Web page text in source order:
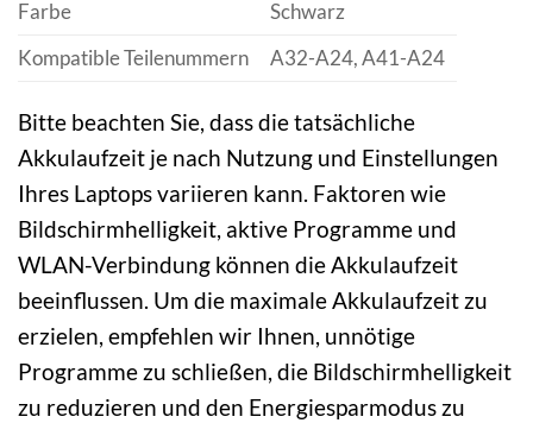
Farbe
Schwarz
Kompatible Teilenummern
A32-A24, A41-A24
Bitte beachten Sie, dass die tatsächliche
Akkulaufzeit je nach Nutzung und Einstellungen
Ihres Laptops variieren kann. Faktoren wie
Bildschirmhelligkeit, aktive Programme und
WLAN-Verbindung können die Akkulaufzeit
beeinflussen. Um die maximale Akkulaufzeit zu
erzielen, empfehlen wir Ihnen, unnötige
Programme zu schließen, die Bildschirmhelligkeit
zu reduzieren und den Energiesparmodus zu